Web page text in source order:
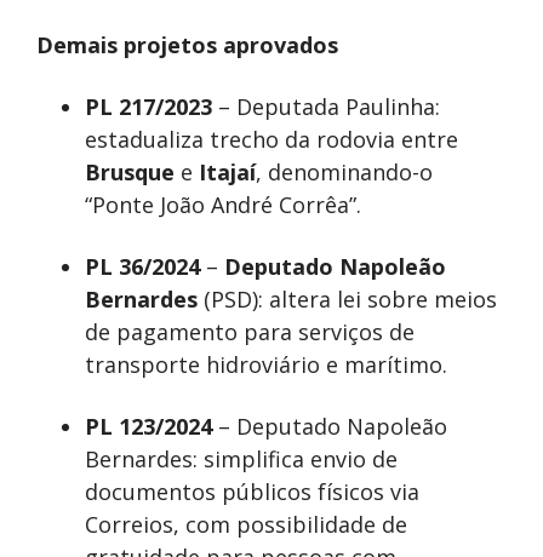
Demais projetos aprovados
PL 217/2023 – Deputada Paulinha:
estadualiza trecho da rodovia entre
Brusque e Itajaí, denominando-o
“Ponte João André Corrêa”.
PL 36/2024– Deputado Napoleão
Bernardes (PSD): altera lei sobre meios
de pagamento para serviços de
transporte hidroviário e marítimo.
PL 123/2024– Deputado Napoleão
Bernardes: simplifica envio de
documentos públicos físicos via
Correios, com possibilidade de